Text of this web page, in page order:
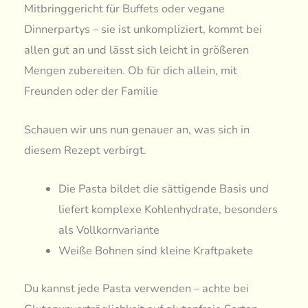
Mitbringgericht für Buffets oder vegane
Dinnerpartys – sie ist unkompliziert, kommt bei
allen gut an und lässt sich leicht in größeren
Mengen zubereiten. Ob für dich allein, mit
Freunden oder der Familie
Schauen wir uns nun genauer an, was sich in
diesem Rezept verbirgt.
Die Pasta bildet die sättigende Basis und
liefert komplexe Kohlenhydrate, besonders
als Vollkornvariante
Weiße Bohnen sind kleine Kraftpakete
Du kannst jede Pasta verwenden – achte bei